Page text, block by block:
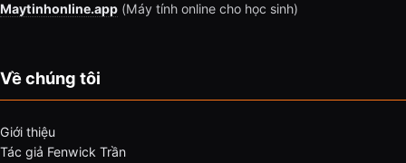
Maytinhonline.app (Máy tính online cho học sinh)
Về chúng tôi
Giới thiệu
Tác giả Fenwick Trần